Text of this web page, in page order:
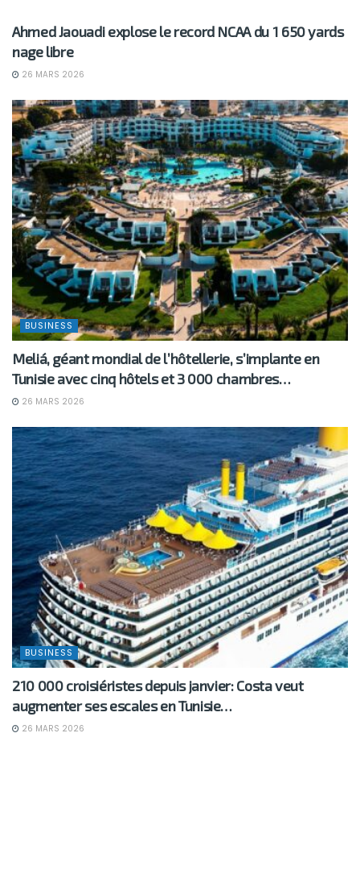
Ahmed Jaouadi explose le record NCAA du 1 650 yards
nage libre
26 MARS 2026
BUSINESS
Meliá, géant mondial de l’hôtellerie, s’implante en
Tunisie avec cinq hôtels et 3 000 chambres…
26 MARS 2026
BUSINESS
210 000 croisiéristes depuis janvier: Costa veut
augmenter ses escales en Tunisie…
26 MARS 2026